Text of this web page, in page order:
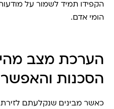
הקפידו תמיד לשמור על
הומי אדם.
הערכת מצב
הסכנות
כאשר מבינים שנקלעתם